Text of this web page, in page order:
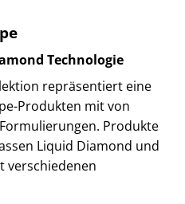
Technologie
repräsentiert eine
Produkten mit von
Produkte
Liquid Diamond und
verschiedenen